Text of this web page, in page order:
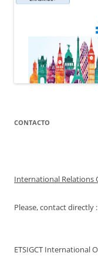
CONTACTO
International Relations
Please, contact directly :
ETSIGCT International